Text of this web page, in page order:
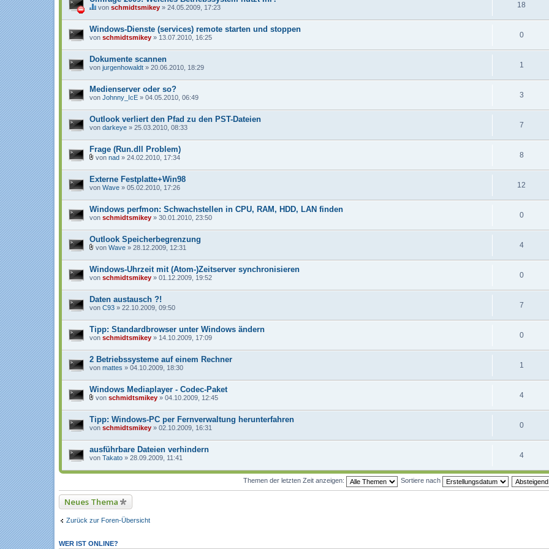
e
a
n
h
a
n
g
i
e
s
s
T
h
e
m
a
b
e
i
n
h
a
l
e
t
n
e
m
f
r
e
.
von schmidtsmikey » 24.05.2009, 17:23 18
Windows-Dienste (services) remote starten und stoppen
von schmidtsmikey » 13.07.2010, 16:25 0
Dokumente scannen
von jurgenhowaldt » 20.06.2010, 18:29 1
Medienserver oder so?
von Johnny_IcE » 04.05.2010, 06:49 3
Outlook verliert den Pfad zu den PST-Dateien
von darkeye » 25.03.2010, 08:33 7
Frage (Run.dll Problem)
a
t
e
a
n
h
a
n
g
von nad » 24.02.2010, 17:34 8
Externe Festplatte+Win98
von Wave » 05.02.2010, 17:26 12
Windows perfmon: Schwachstellen in CPU, RAM, HDD, LAN finden
von schmidtsmikey » 30.01.2010, 23:50 0
Outlook Speicherbegrenzung
a
t
e
a
n
h
a
n
g
von Wave » 28.12.2009, 12:31 4
Windows-Uhrzeit mit (Atom-)Zeitserver synchronisieren
von schmidtsmikey » 01.12.2009, 19:52 0
Daten austausch ?!
von C93 » 22.10.2009, 09:50 7
Tipp: Standardbrowser unter Windows ändern
von schmidtsmikey » 14.10.2009, 17:09 0
2 Betriebssysteme auf einem Rechner
von mattes » 04.10.2009, 18:30 1
Windows Mediaplayer - Codec-Paket
a
t
e
a
n
h
a
n
von schmidtsmikey » 04.10.2009, 12:45 4
Tipp: Windows-PC per Fernverwaltung herunterfahren
von schmidtsmikey » 02.10.2009, 16:31 0
ausführbare Dateien verhindern
von Takato » 28.09.2009, 11:41 4
Themen der letzten Zeit anzeigen: Sortiere nach
Neues Thema
Zurück zur Foren-Übersicht
WER IST ONLINE?